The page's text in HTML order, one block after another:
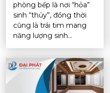
phòng bếp là nơi “hỏa”
sinh “thủy”, đồng thời
cũng là trái tim mang
năng lượng sinh...